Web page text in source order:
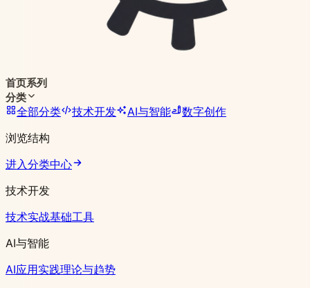
首页系列
分类
全部分类 技术开发 AI与智能
数字创作
浏览结构
进入分类中心
技术开发
技术实战基础工具
AI与智能
AI应用实践理论与趋势